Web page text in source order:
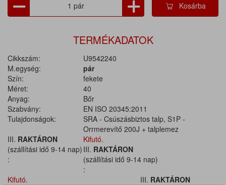
Kosárba
TERMÉKADATOK
Cikkszám:
U9542240
M.egység:
pár
Szín:
fekete
Méret:
40
Anyag:
Bőr
Szabvány:
EN ISO 20345:2011
Tulajdonságok:
SRA - Csúszásbiztos talp, S1P -
Orrmerevítő 200J + talplemez
III. RAKTÁRON
(szállítási idő 9-14 nap)
:
Kifutó.
III. RAKTÁRON
(szállítási idő 9-14 nap)
:
Kifutó.
III. RAKTÁRON